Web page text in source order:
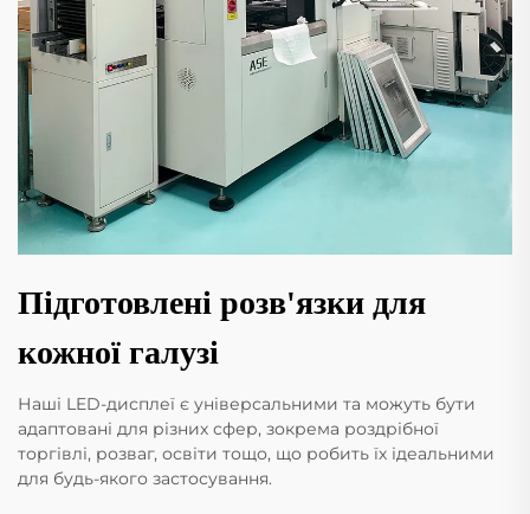
Підготовлені розв'язки для
кожної галузі
Наші LED-дисплеї є універсальними та можуть бути
адаптовані для різних сфер, зокрема роздрібної
торгівлі, розваг, освіти тощо, що робить їх ідеальними
для будь-якого застосування.